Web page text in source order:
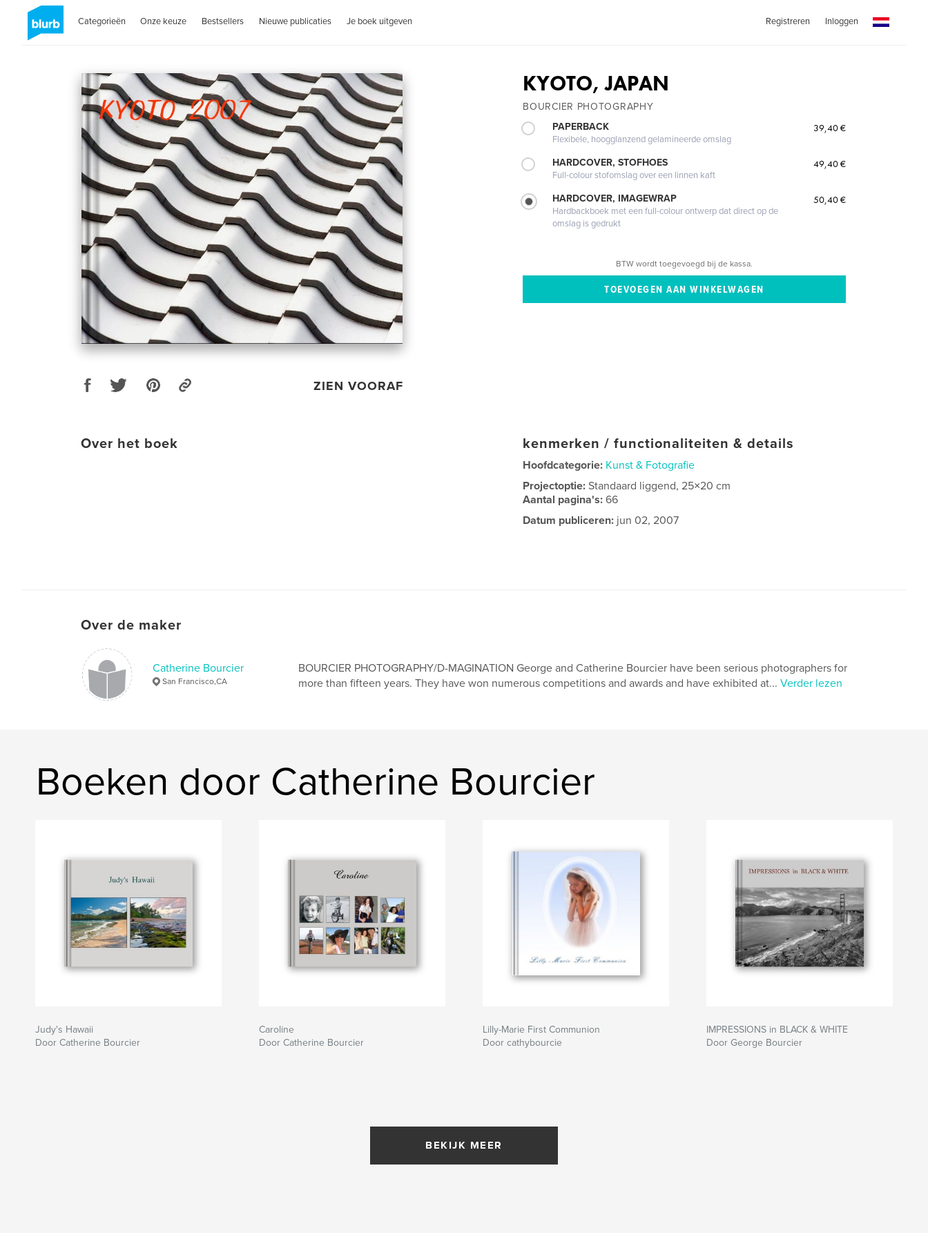
Categorieën Onze keuze Bestsellers Nieuwe publicaties Je boek uitgeven Registreren Inloggen
ZIEN VOORAF
KYOTO, JAPAN
BOURCIER PHOTOGRAPHY
PAPERBACK
Flexibele, hoogglanzend gelamineerde omslag
39,40 €
HARDCOVER, STOFHOES
Full-colour stofomslag over een linnen kaft
49,40 €
HARDCOVER, IMAGEWRAP
Hardbackboek met een full-colour ontwerp dat direct op de
omslag is gedrukt
50,40 €
BTW wordt toegevoegd bij de kassa.
Over het boek kenmerken / functionaliteiten & details
Hoofdcategorie: Kunst & Fotografie
Projectoptie:Standaard liggend, 25×20 cm
Aantal pagina's:66
Datum publiceren: jun 02, 2007
Over de maker
Catherine Bourcier
San Francisco,CA
BOURCIER PHOTOGRAPHY/D-MAGINATION George and Catherine Bourcier have been serious photographers for
more than fifteen years. They have won numerous competitions and awards and have exhibited at... Verder lezen
Boeken door Catherine Bourcier
Judy's Hawaii
Door Catherine Bourcier
Caroline
Door Catherine Bourcier
Lilly-Marie First Communion
Door cathybourcie
IMPRESSIONS in BLACK & WHITE
Door George Bourcier
BEKIJK MEER